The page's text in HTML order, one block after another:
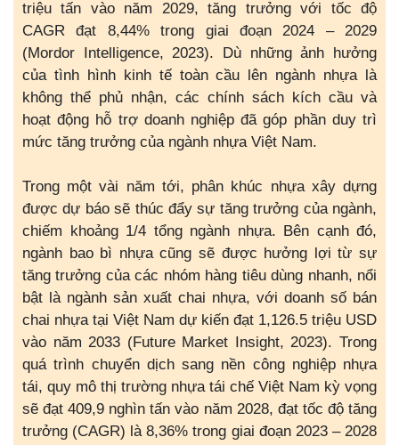
triệu tấn vào năm 2029, tăng trưởng với tốc độ
CAGR đạt 8,44% trong giai đoạn 2024 – 2029
(Mordor Intelligence, 2023). Dù những ảnh hưởng
của tình hình kinh tế toàn cầu lên ngành nhựa là
không thể phủ nhận, các chính sách kích cầu và
hoạt động hỗ trợ doanh nghiệp đã góp phần duy trì
mức tăng trưởng của ngành nhựa Việt Nam.
Trong một vài năm tới, phân khúc nhựa xây dựng
được dự báo sẽ thúc đẩy sự tăng trưởng của ngành,
chiếm khoảng 1/4 tổng ngành nhựa. Bên cạnh đó,
ngành bao bì nhựa cũng sẽ được hưởng lợi từ sự
tăng trưởng của các nhóm hàng tiêu dùng nhanh, nổi
bật là ngành sản xuất chai nhựa, với doanh số bán
chai nhựa tại Việt Nam dự kiến đạt 1,126.5 triệu USD
vào năm 2033 (Future Market Insight, 2023). Trong
quá trình chuyển dịch sang nền công nghiệp nhựa
tái, quy mô thị trường nhựa tái chế Việt Nam kỳ vọng
sẽ đạt 409,9 nghìn tấn vào năm 2028, đạt tốc độ tăng
trưởng (CAGR) là 8,36% trong giai đoạn 2023 – 2028